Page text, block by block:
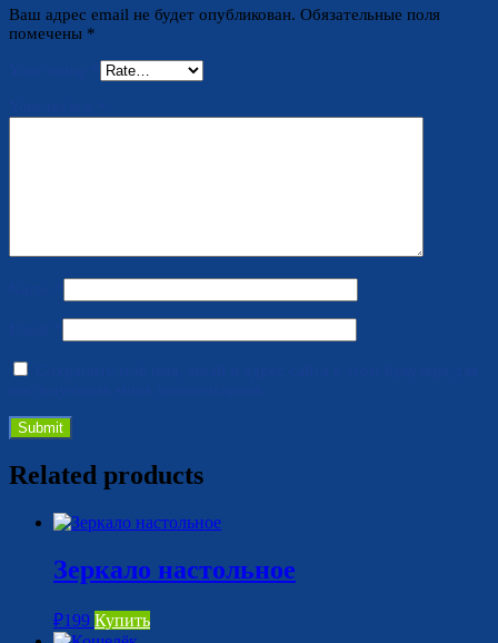
Ваш адрес email не будет опубликован. Обязательные поля
помечены *
Related products
Зеркало настольное
₽199 Купить